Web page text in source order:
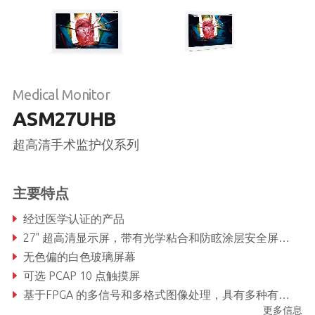
Medical Monitor
ASM27UHB
超高清手术监护仪系列
主要特点
经过医学认证的产品
27" 超高清显示屏，带有光学粘合和防眩涂层安全屏幕，具有无与伦比的 可视化能力
无色偏的白色玻璃屏幕
可选 PCAP 10 点触摸屏
基于FPGA 的多信号和多格式图像处理，具有多种有线和无线控制选项
更多信息